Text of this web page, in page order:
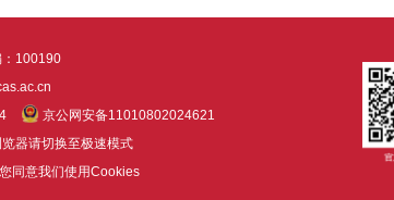
：100190
京公网安备11010802024621
器请切换至极速模式
同意我们使用Cookies